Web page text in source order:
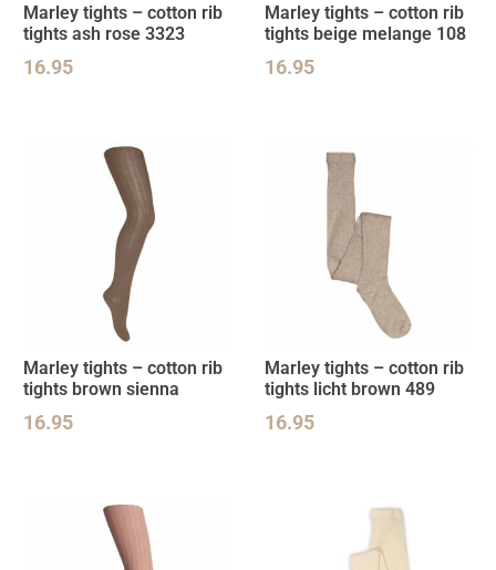
Marley tights – cotton rib
tights ash rose 3323
16.95
Marley tights – cotton rib
tights beige melange 108
16.95
Marley tights – cotton rib
tights brown sienna
16.95
Marley tights – cotton rib
tights licht brown 489
16.95